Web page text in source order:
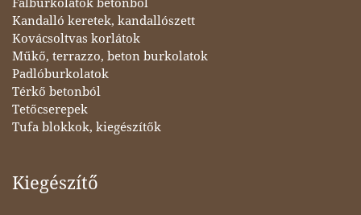
Falburkolatok betonból
Kandalló keretek, kandallószett
Kovácsoltvas korlátok
Műkő, terrazzo, beton burkolatok
Padlóburkolatok
Térkő betonból
Tetőcserepek
Tufa blokkok, kiegészítők
Kiegészítő